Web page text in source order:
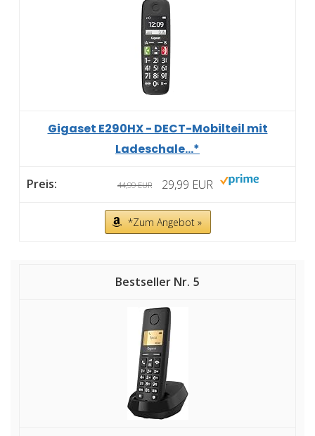
Gigaset E290HX - DECT-Mobilteil mit
Ladeschale...*
44,99 EUR 29,99 EUR
*Zum Angebot »
5